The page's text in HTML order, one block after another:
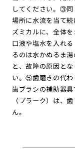
してください。③同
場所に水流を当て
ズミカルに、全体
口液や塩水を入れ
るのは水かぬるま
と、故障の原因と
い。⑤歯磨きの代わ
歯ブラシの補助器
（プラーク）は、
ん。